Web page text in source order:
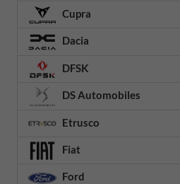
Cupra
Dacia
DFSK
DS Automobiles
Etrusco
Fiat
Ford